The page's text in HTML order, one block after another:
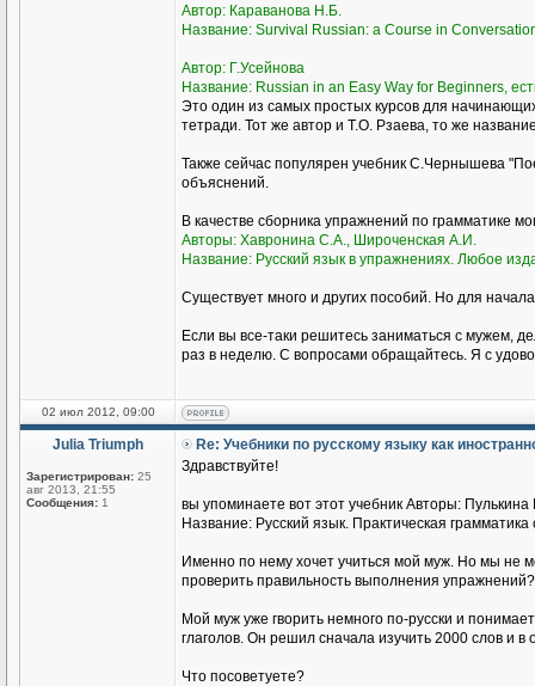
Автор: Караванова Н.Б.
Название: Survival Russian: а Course in
Автор: Г.Усейнова
Название: Russian in an Easy Way for Beginners,
Это один из самых простых курсов для
тетради. Тот же автор и Т.О. Рзаева, то же
Также сейчас популярен учебник С.Чернышева
объяснений.
В качестве сборника упражнений по грамматике
Авторы: Хавронина С.А., Широченская А.И.
Название: Русский язык в упражнениях. Любое
Существует много и других пособий. Но для
Если вы все-таки решитесь заниматься с мужем,
раз в неделю. С вопросами обращайтесь. Я с
02 июл 2012, 09:00
Julia Triumph
Зарегистрирован: 25
авг 2013, 21:55
Сообщения: 1
Re: Учебники по русскому языку как
Здравствуйте!
вы упоминаете вот этот учебник Авторы:
Название: Русский язык. Практическая
Именно по нему хочет учиться мой муж. Но мы не
проверить правильность выполнения упражнений?
Мой муж уже гворить немного по-русски и
глаголов. Он решил сначала изучить 2000 слов и
Что посоветуете?